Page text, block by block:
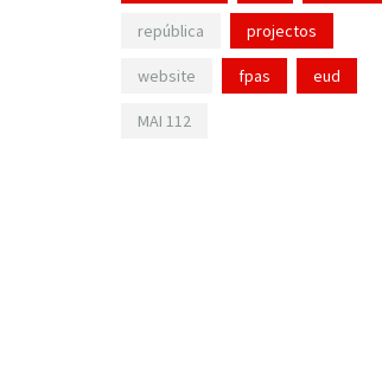
república projectos
website fpas eud
MAI 112